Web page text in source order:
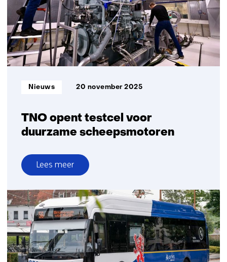
Nederlandse
batterijketen
voor
zwaar
vervoer
TNO opent testcel voor
duurzame scheepsmotoren
Informatietype:
Nieuws 20 november 2025
Lees meer
over
TNO
opent
testcel
voor
duurzame
scheepsmotoren